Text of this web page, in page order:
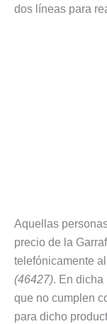
dos líneas para
Aquellas
precio de la
telefónicamente
(46427). En
que no cumplen
para dicho